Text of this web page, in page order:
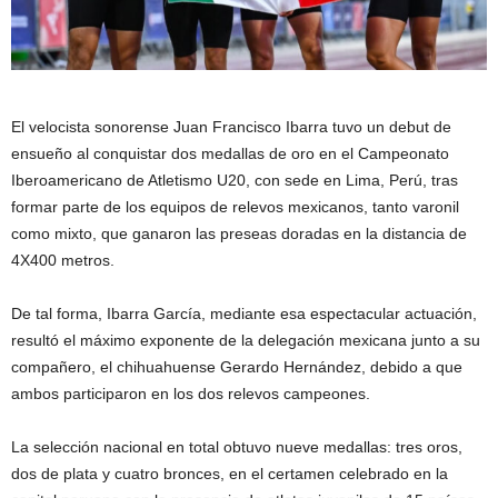
El velocista sonorense Juan Francisco Ibarra tuvo un debut de
ensueño al conquistar dos medallas de oro en el Campeonato
Iberoamericano de Atletismo U20, con sede en Lima, Perú, tras
formar parte de los equipos de relevos mexicanos, tanto varonil
como mixto, que ganaron las preseas doradas en la distancia de
4X400 metros.
De tal forma, Ibarra García, mediante esa espectacular actuación,
resultó el máximo exponente de la delegación mexicana junto a su
compañero, el chihuahuense Gerardo Hernández, debido a que
ambos participaron en los dos relevos campeones.
La selección nacional en total obtuvo nueve medallas: tres oros,
dos de plata y cuatro bronces, en el certamen celebrado en la